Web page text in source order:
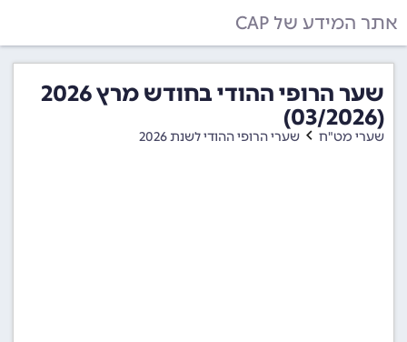
אתר המידע של CAP
שער הרופי ההודי בחודש מרץ 2026
(03/2026)
שערי מט"ח שערי הרופי ההודי לשנת 2026